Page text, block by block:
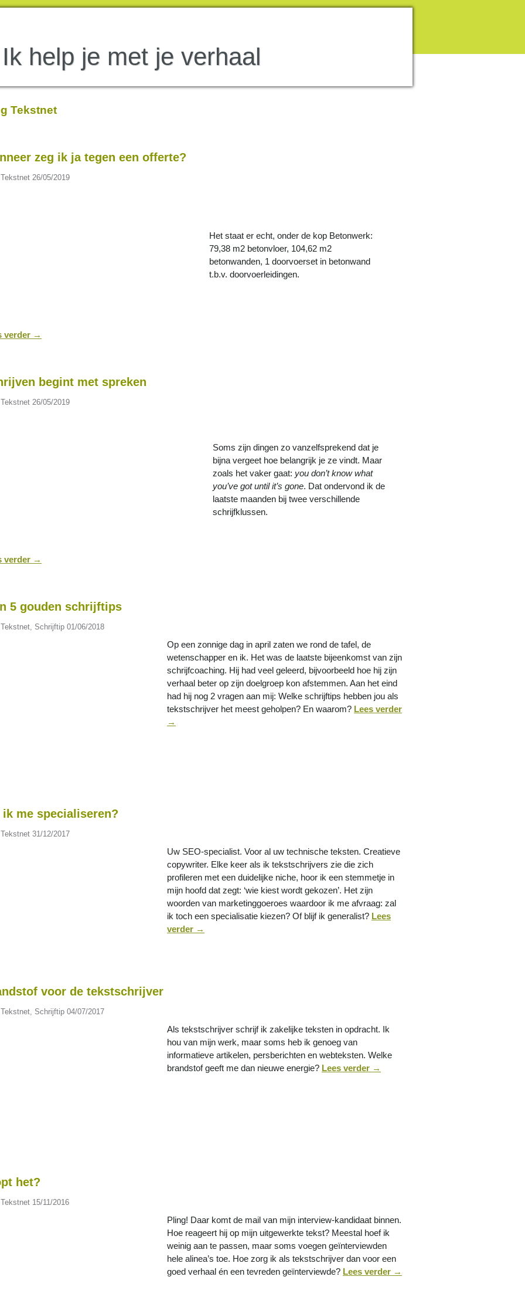
Ik help je met je verhaal
Tekstnet
zeg ik ja tegen een offerte?
26/05/2019
Het staat er echt, onder de kop Betonwerk:
79,38 m2 betonvloer, 104,62 m2
betonwanden, 1 doorvoerset in betonwand
t.b.v. doorvoerleidingen.
verder →
begint met spreken
26/05/2019
Soms zijn dingen zo vanzelfsprekend dat je
bijna vergeet hoe belangrijk je ze vindt. Maar
zoals het vaker gaat: you don’t know what
you’ve got until it’s gone. Dat ondervond ik de
laatste maanden bij twee verschillende
schrijfklussen.
verder →
5 gouden schrijftips
, Schrijftip 01/06/2018
Op een zonnige dag in april zaten we rond de tafel, de
wetenschapper en ik. Het was de laatste bijeenkomst van zijn
schrijfcoaching. Hij had veel geleerd, bijvoorbeeld hoe hij zijn
verhaal beter op zijn doelgroep kon afstemmen. Aan het eind
had hij nog 2 vragen aan mij: Welke schrijftips hebben jou als
tekstschrijver het meest geholpen? En waarom? Lees verder
→
ik me specialiseren?
31/12/2017
Uw SEO-specialist. Voor al uw technische teksten. Creatieve
copywriter. Elke keer als ik tekstschrijvers zie die zich
profileren met een duidelijke niche, hoor ik een stemmetje in
mijn hoofd dat zegt: ‘wie kiest wordt gekozen’. Het zijn
woorden van marketinggoeroes waardoor ik me afvraag: zal
ik toch een specialisatie kiezen? Of blijf ik generalist? Lees
verder →
voor de tekstschrijver
, Schrijftip 04/07/2017
Als tekstschrijver schrijf ik zakelijke teksten in opdracht. Ik
hou van mijn werk, maar soms heb ik genoeg van
informatieve artikelen, persberichten en webteksten. Welke
brandstof geeft me dan nieuwe energie? Lees verder →
het?
15/11/2016
Pling! Daar komt de mail van mijn interview-kandidaat binnen.
Hoe reageert hij op mijn uitgewerkte tekst? Meestal hoef ik
weinig aan te passen, maar soms voegen geïnterviewden
hele alinea’s toe. Hoe zorg ik als tekstschrijver dan voor een
goed verhaal én een tevreden geïnterviewde? Lees verder →